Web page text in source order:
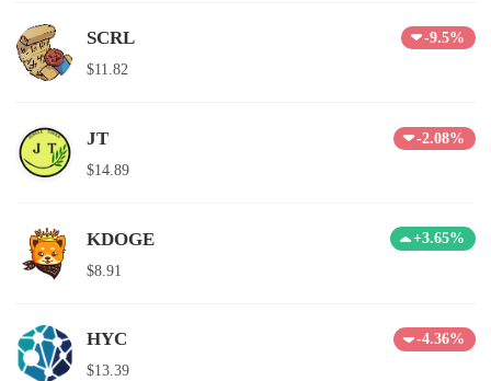
SCRL
-9.5%
$11.82
JT
-2.08%
$14.89
KDOGE
+3.65%
$8.91
HYC
-4.36%
$13.39